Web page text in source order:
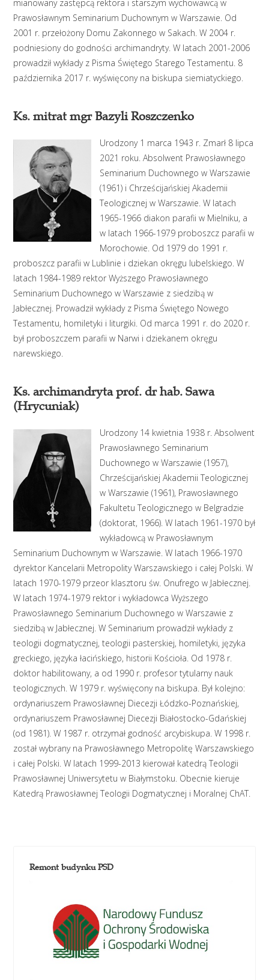
mianowany zastępcą rektora i starszym wychowawcą w
Prawosławnym Seminarium Duchownym w Warszawie. Od
2001 r. przełożony Domu Zakonnego w Sakach. W 2004 r.
podniesiony do godności archimandryty. W latach 2001-2006
prowadził wykłady z Pisma Świętego Starego Testamentu. 8
października 2017 r. wyświęcony na biskupa siemiatyckiego.
Ks. mitrat mgr Bazyli Roszczenko
Urodzony 1 marca 1943 r. Zmarł 8 lipca
2021 roku. Absolwent Prawosławnego
Seminarium Duchownego w Warszawie
(1961) i Chrześcijańskiej Akademii
Teologicznej w Warszawie. W latach
1965-1966 diakon parafii w Mielniku, a
w latach 1966-1979 proboszcz parafii w
Morochowie. Od 1979 do 1991 r.
proboszcz parafii w Lublinie i dziekan okręgu lubelskiego. W
latach 1984-1989 rektor Wyższego Prawosławnego
Seminarium Duchownego w Warszawie z siedzibą w
Jabłecznej. Prowadził wykłady z Pisma Świętego Nowego
Testamentu, homiletyki i liturgiki. Od marca 1991 r. do 2020 r.
był proboszczem parafii w Narwi i dziekanem okręgu
narewskiego.
Ks. archimandryta prof. dr hab. Sawa
(Hrycuniak)
Urodzony 14 kwietnia 1938 r. Absolwent
Prawosławnego Seminarium
Duchownego w Warszawie (1957),
Chrześcijańskiej Akademii Teologicznej
w Warszawie (1961), Prawosławnego
Fakultetu Teologicznego w Belgradzie
(doktorat, 1966). W latach 1961-1970 był
wykładowcą w Prawosławnym
Seminarium Duchownym w Warszawie. W latach 1966-1970
dyrektor Kancelarii Metropolity Warszawskiego i całej Polski. W
latach 1970-1979 przeor klasztoru św. Onufrego w Jabłecznej.
W latach 1974-1979 rektor i wykładowca Wyższego
Prawosławnego Seminarium Duchownego w Warszawie z
siedzibą w Jabłecznej. W Seminarium prowadził wykłady z
teologii dogmatycznej, teologii pasterskiej, homiletyki, języka
greckiego, języka łacińskiego, historii Kościoła. Od 1978 r.
doktor habilitowany, a od 1990 r. profesor tytularny nauk
teologicznych. W 1979 r. wyświęcony na biskupa. Był kolejno:
ordynariuszem Prawosławnej Diecezji Łódzko-Poznańskiej,
ordynariuszem Prawosławnej Diecezji Białostocko-Gdańskiej
(od 1981). W 1987 r. otrzymał godność arcybiskupa. W 1998 r.
został wybrany na Prawosławnego Metropolitę Warszawskiego
i całej Polski. W latach 1999-2013 kierował katedrą Teologii
Prawosławnej Uniwersytetu w Białymstoku. Obecnie kieruje
Katedrą Prawosławnej Teologii Dogmatycznej i Moralnej ChAT.
Remont budynku PSD